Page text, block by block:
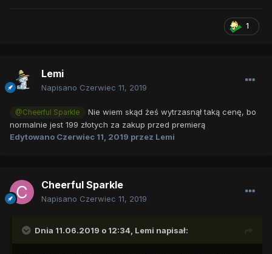
1
Lemi
Napisano Czerwiec 11, 2019
@Cheerful Sparkle
Nie wiem skąd żeś wytrzasnął taką cenę, bo
normalnie jest 199 złotych za zakup przed premierą
Edytowano Czerwiec 11, 2019 przez Lemi
Cheerful Sparkle
Napisano Czerwiec 11, 2019
Dnia 11.06.2019 o 12:34, Lemi napisał: